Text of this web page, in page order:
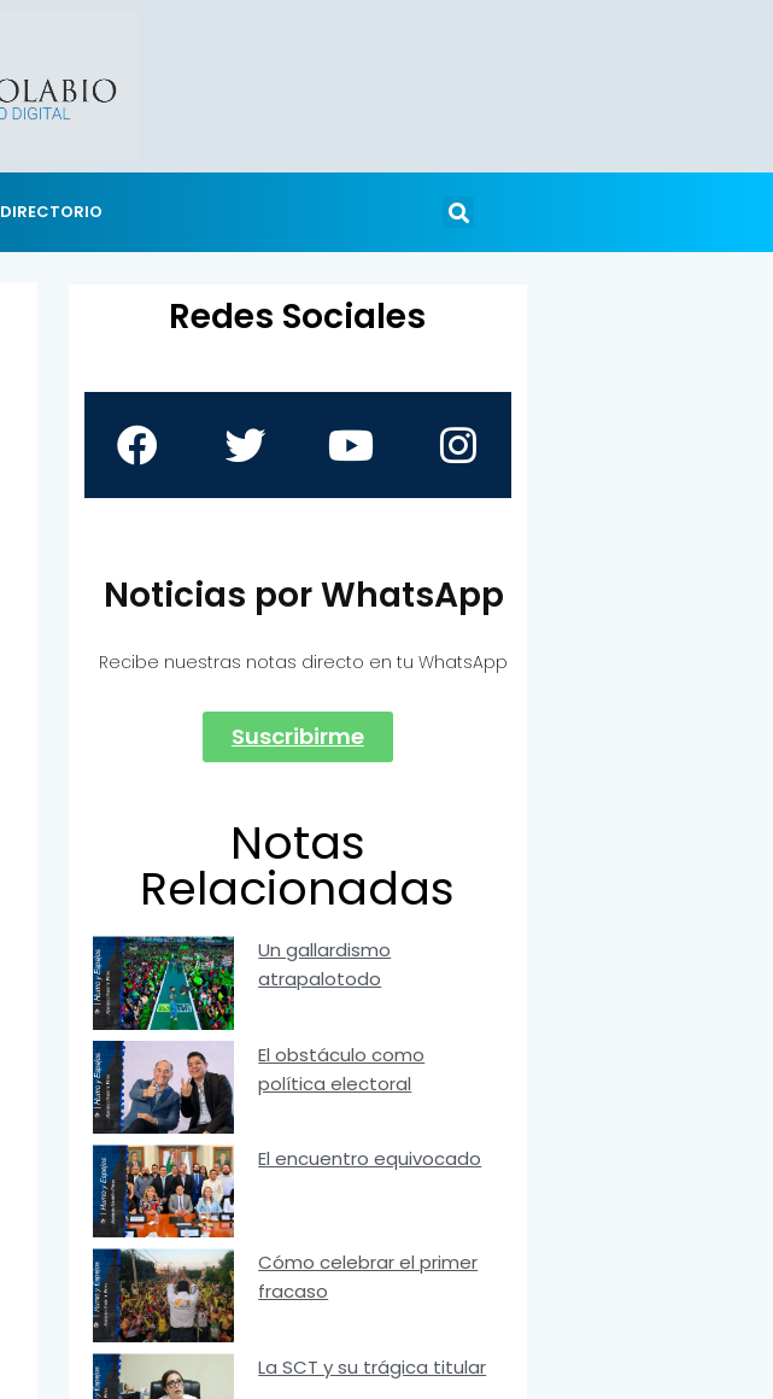
DIRECTORIO
Redes Sociales
Noticias por WhatsApp
Recibe nuestras notas directo en tu WhatsApp
Suscribirme
Notas
Relacionadas
Un gallardismo
atrapalotodo
El obstáculo como
política electoral
El encuentro equivocado
Cómo celebrar el primer
fracaso
La SCT y su trágica titular